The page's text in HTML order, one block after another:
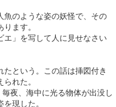
魚のような姿の妖怪で、その
ます。
エ」を写して人に見せなさい
という。この話は挿図付き
れた。
夜、海中に光る物体が出没し
現した。